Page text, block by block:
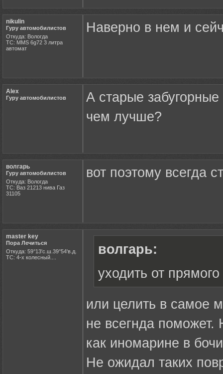
nikulin
Гуру автомобилистов
Откуда: Вологда
ТС: MMS 6g72 3 литра
автомат
Наверно в нем и
Alex
Гуру автомобилистов
А старые
чем лучше?
волгарь
Гуру автомобилистов
Откуда: Вологда
ТС: Ваз 21213 нива Газ
31105
вот поэтому всегда
master key
Пора Лечиться
Откуда: 59°13'с.ш.39°54'в.д.
ТС: 4-х колесный....
волгарь:
уходить от
или целить в самое
не всегнда поможет.
как иномарине в
Не ожидал таких